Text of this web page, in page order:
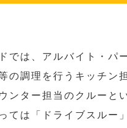
では、アルバイト・パ
の調理を行うキッチン
ンター担当のクルーと
ては「ドライブスルー